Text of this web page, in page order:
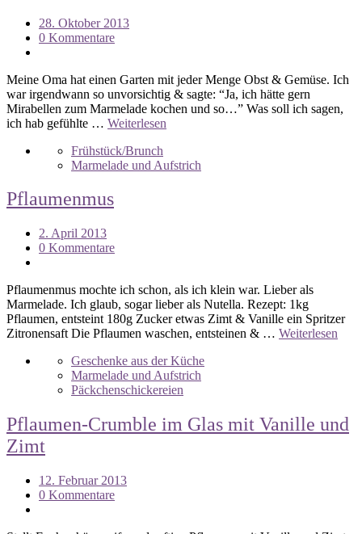
28. Oktober 2013
0 Kommentare
Meine Oma hat einen Garten mit jeder Menge Obst & Gemüse. Ich
war irgendwann so unvorsichtig & sagte: “Ja, ich hätte gern
Mirabellen zum Marmelade kochen und so…” Was soll ich sagen,
ich hab gefühlte … Weiterlesen
Frühstück/Brunch
Marmelade und Aufstrich
Pflaumenmus
2. April 2013
0 Kommentare
Pflaumenmus mochte ich schon, als ich klein war. Lieber als
Marmelade. Ich glaub, sogar lieber als Nutella. Rezept: 1kg
Pflaumen, entsteint 180g Zucker etwas Zimt & Vanille ein Spritzer
Zitronensaft Die Pflaumen waschen, entsteinen & … Weiterlesen
Geschenke aus der Küche
Marmelade und Aufstrich
Päckchenschickereien
Pflaumen-Crumble im Glas mit Vanille und
Zimt
12. Februar 2013
0 Kommentare